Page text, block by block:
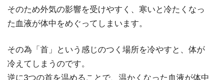
そのため外気の影響を受けやすく、寒いと冷たくなっ
た血液が体中をめぐってしまいます。
その為「首」という感じのつく場所を冷やすと、体が
冷えてしまうのです。
逆に3つの首を温めることで、温かくなった血液が体中